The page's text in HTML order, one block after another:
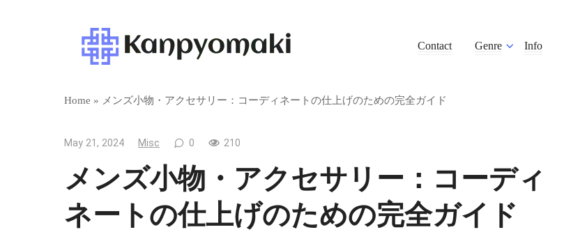
Contact Genre Info
Home » メンズ小物・アクセサリー：コーディネートの仕上げのための完全ガイド
May 21, 2024 Misc 0 210
メンズ小物・アクセサリー：コーディ
ネートの仕上げのための完全ガイド